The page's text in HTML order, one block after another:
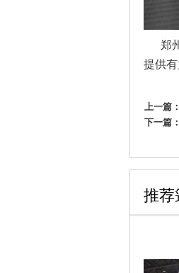
郑州
提供有
上一篇：
下一篇：
推荐